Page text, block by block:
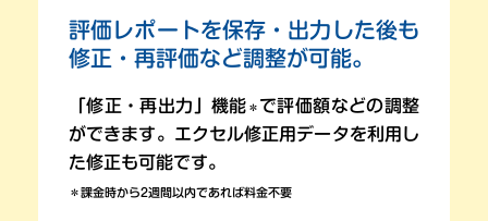
評価レポートを保存・出力した後も
修正・再評価など調整が可能。
「修正・再出力」機能 ＊ で評価額などの調整
ができます。
エクセル修正用データを利用し
た修正も可能です。
＊課金時から2週間以内であれば料金不要